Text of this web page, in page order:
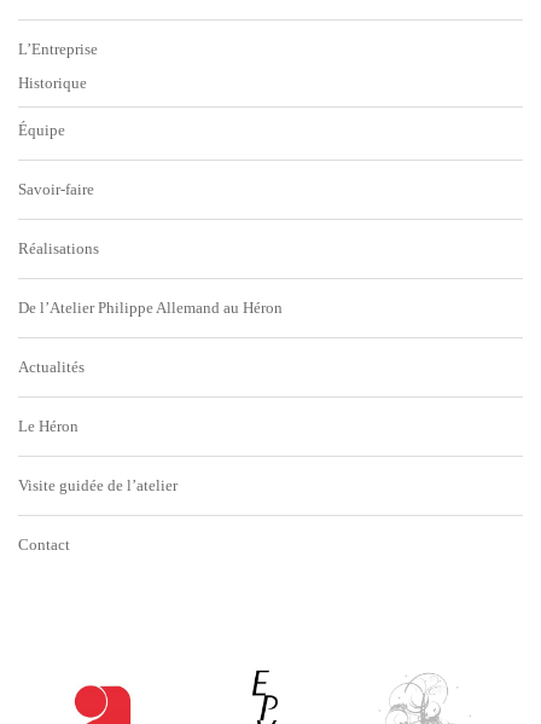
L’Entreprise
Historique
Équipe
Savoir-faire
Réalisations
De l’Atelier Philippe Allemand au Héron
Actualités
Le Héron
Visite guidée de l’atelier
Contact